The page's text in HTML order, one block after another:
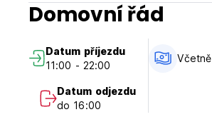
Storno podmínky: 1 den před
pobytu.
Check in od 11:00 do 22:00.
Odhlášení od 6:00 do 10:00.
Platba při příjezdu v hotovosti.
Domovní řád
Datum příjezdu
11:00 - 22:00
Datum odjezdu
do 16:00